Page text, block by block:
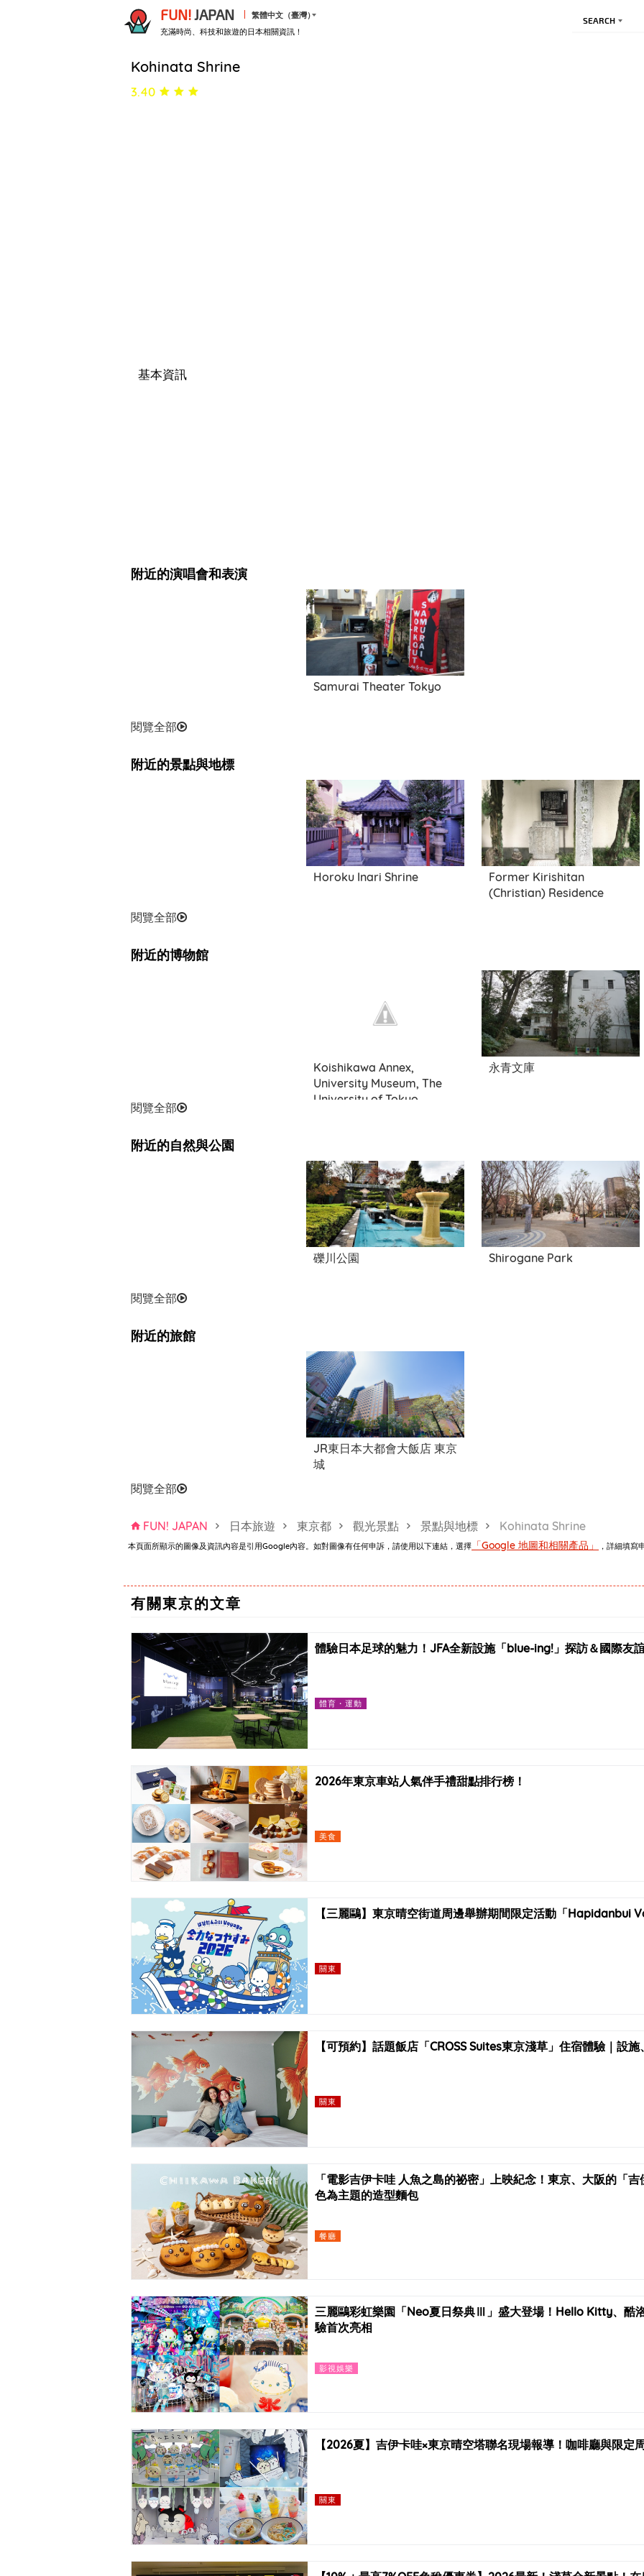
FUN! JAPAN 繁體中文（臺灣）
充滿時尚、科技和旅遊的日本相關資訊！
SEARCH
Kohinata Shrine
3.40
基本資訊
附近的演唱會和表演
Samurai Theater Tokyo
閱覽全部
附近的景點與地標
Horoku Inari Shrine
Former Kirishitan
(Christian) Residence
閱覽全部
附近的博物館
Koishikawa Annex,
University Museum, The
University of Tokyo
永青文庫
閱覽全部
附近的自然與公園
礫川公園 Shirogane Park
閱覽全部
附近的旅館
JR東日本大都會大飯店 東京
城
閱覽全部
FUN! JAPAN 日本旅遊 東京都 觀光景點 景點與地標 Kohinata Shrine
本頁面所顯示的圖像及資訊內容是引用Google內容。如對圖像有任何申訴，請使用以下連結，選擇 「Google 地圖和相關產品」 ，詳細填寫
有關東京的文章
體驗日本足球的魅力！JFA全新設施「blue-ing!」探訪＆國際友
體育・運動
2026年東京車站人氣伴手禮甜點排行榜！
美食
【三麗鷗】東京晴空街道周邊舉辦期間限定活動「Hapidanbui
關東
【可預約】話題飯店「CROSS Suites東京淺草」住宿體驗｜設
關東
「電影吉伊卡哇 人魚之島的祕密」上映紀念！東京、大阪的「
色為主題的造型麵包
餐廳
三麗鷗彩虹樂園「Neo夏日祭典Ⅲ」盛大登場！Hello Kitty、酷
驗首次亮相
影視娛樂
【2026夏】吉伊卡哇×東京晴空塔聯名現場報導！咖啡廳與限定
關東